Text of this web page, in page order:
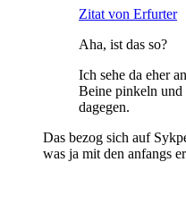
Zitat von Erfurter
Aha, ist das so?
Ich sehe da eher
Beine pinkeln und
dagegen.
Das bezog sich auf
was ja mit den anfangs